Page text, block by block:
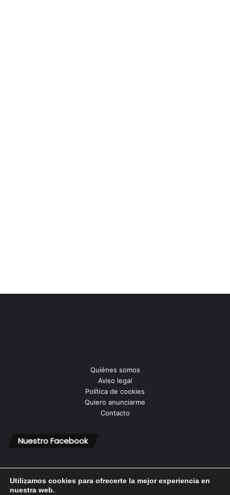
Quiénes somos
Aviso legal
Política de cookies
Quiero anunciarme
Contacto
Nuestro Facebook
Utilizamos cookies para ofrecerte la mejor experiencia en
nuestra web.